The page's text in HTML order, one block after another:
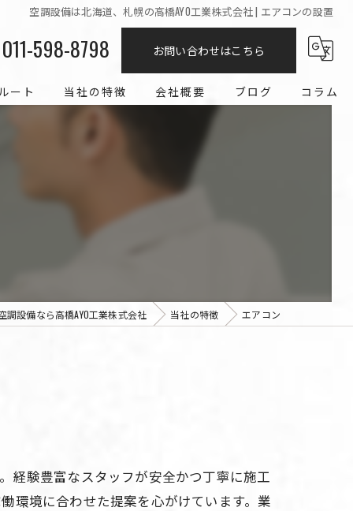
空調設備は北海道、札幌の高橋AYO工業株式会社 | エアコンの設置
011-598-8798 お問い合わせはこちら
ート 当社の特徴
エアコン
会社概要 ブログ コラム
調設備なら高橋AYO工業株式会社 当社の特徴 エアコン
経験豊富なスタッフが安全かつ丁寧に施工
環境に合わせた提案を心がけています。業